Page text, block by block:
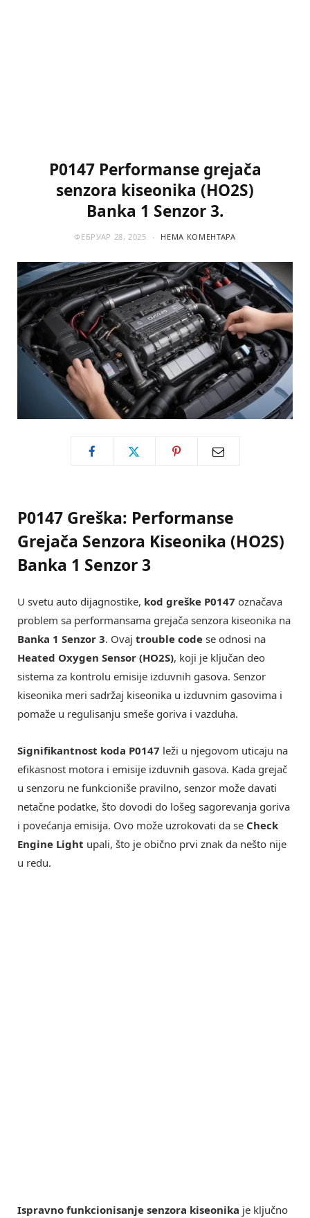
P0147 Performanse grejača
senzora kiseonika (HO2S)
Banka 1 Senzor 3.
ФЕБРУАР 28, 2025 НЕМА КОМЕНТАРА
P0147 Greška: Performanse
Grejača Senzora Kiseonika (HO2S)
Banka 1 Senzor 3
U svetu auto dijagnostike, kod greške P0147 označava
problem sa performansama grejača senzora kiseonika na
Banka 1 Senzor 3. Ovaj trouble code se odnosi na
Heated Oxygen Sensor (HO2S), koji je ključan deo
sistema za kontrolu emisije izduvnih gasova. Senzor
kiseonika meri sadržaj kiseonika u izduvnim gasovima i
pomaže u regulisanju smeše goriva i vazduha.
Signifikantnost koda P0147 leži u njegovom uticaju na
efikasnost motora i emisije izduvnih gasova. Kada grejač
u senzoru ne funkcioniše pravilno, senzor može davati
netačne podatke, što dovodi do lošeg sagorevanja goriva
i povećanja emisija. Ovo može uzrokovati da se Check
Engine Light upali, što je obično prvi znak da nešto nije
u redu.
Ispravno funkcionisanje senzora kiseonika je ključno